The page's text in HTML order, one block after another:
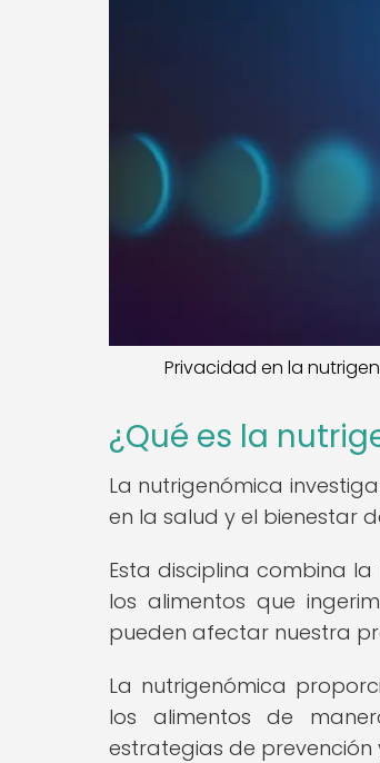
Privacidad en la
¿Qué es la
La nutrigenómica
en la salud y el bienestar
Esta disciplina combina
los alimentos que
pueden afectar nuestra
La nutrigenómica
los alimentos de
estrategias de